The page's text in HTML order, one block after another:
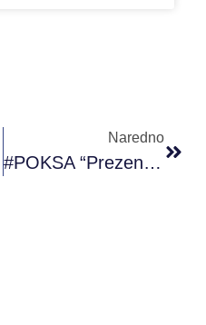
Naredno
#POKSA “Prezentacijske Vještine” 20.11.2019